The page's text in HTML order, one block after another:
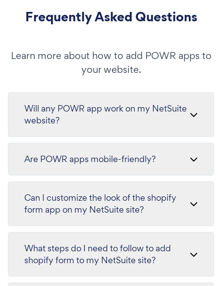
Frequently Asked Questions
Learn more about how to add POWR apps to
your website.
Will any POWR app work on my NetSuite
website?
Are POWR apps mobile-friendly?
Can I customize the look of the shopify
form app on my NetSuite site?
What steps do I need to follow to add
shopify form to my NetSuite site?